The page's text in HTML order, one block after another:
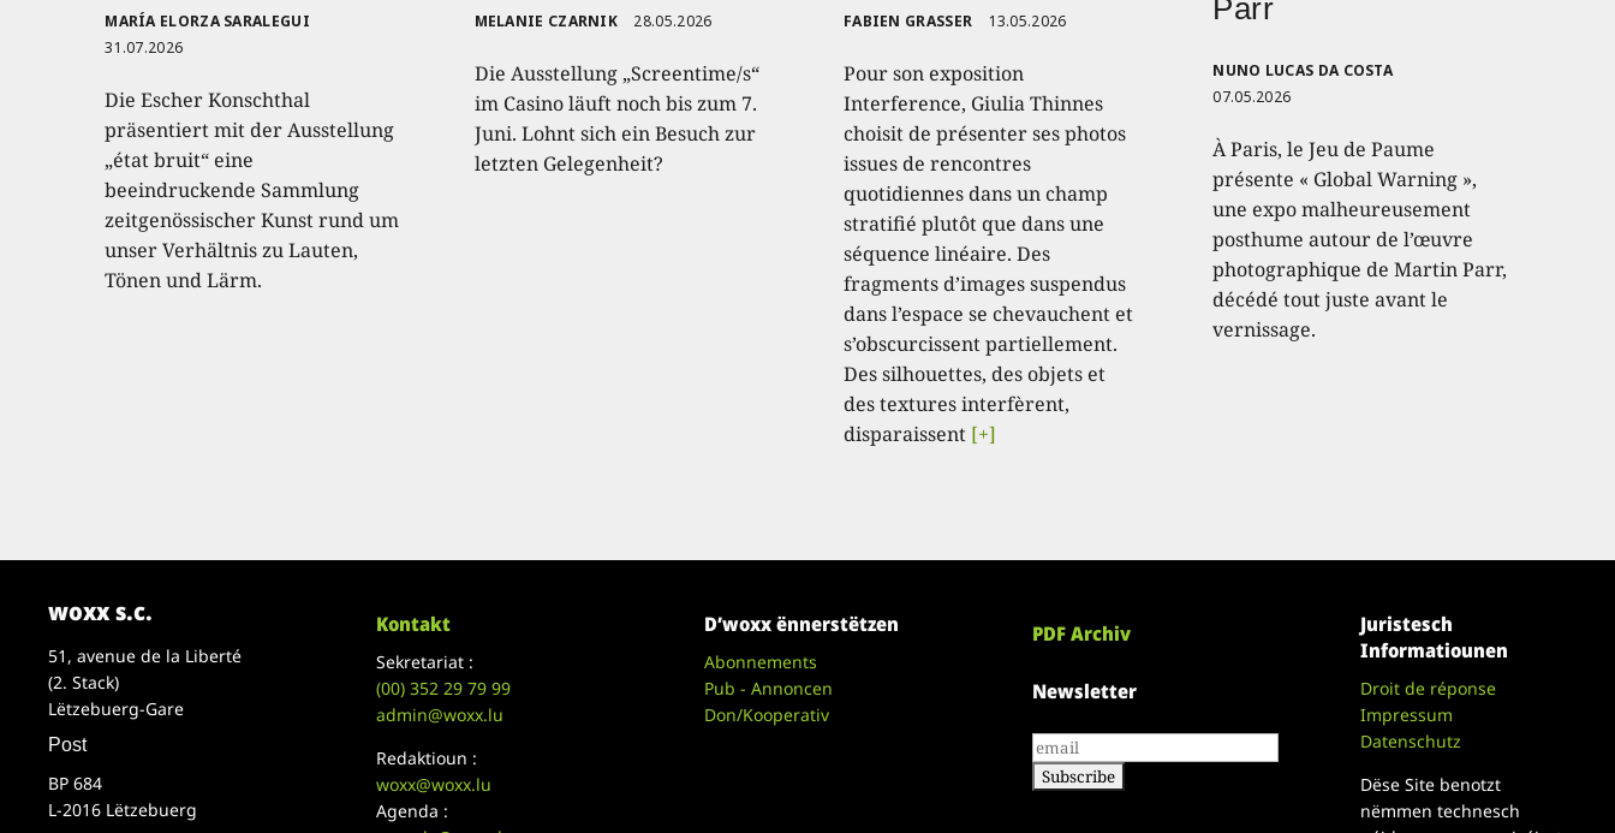
MARÍA ELORZA SARALEGUI
31.07.2026
Die Escher Konschthal
präsentiert mit der Ausstellung
„état bruit“ eine
beeindruckende Sammlung
zeitgenössischer Kunst rund um
unser Verhältnis zu Lauten,
Tönen und Lärm.
MELANIE CZARNIK 28.05.2026
Die Ausstellung „Screentime/s“
im Casino läuft noch bis zum 7.
Juni. Lohnt sich ein Besuch zur
letzten Gelegenheit?
FABIEN GRASSER 13.05.2026
Pour son exposition
Interference, Giulia Thinnes
choisit de présenter ses photos
issues de rencontres
quotidiennes dans un champ
stratifié plutôt que dans une
séquence linéaire. Des
fragments d’images suspendus
dans l’espace se chevauchent et
s’obscurcissent partiellement.
Des silhouettes, des objets et
des textures interfèrent,
disparaissent [+]
Parr
NUNO LUCAS DA COSTA
07.05.2026
À Paris, le Jeu de Paume
présente « Global Warning »,
une expo malheureusement
posthume autour de l’œuvre
photographique de Martin Parr,
décédé tout juste avant le
vernissage.
woxx s.c.
51, avenue de la Liberté
(2. Stack)
Lëtzebuerg-Gare
Post
BP 684
L-2016 Lëtzebuerg
Kontakt
Sekretariat :
(00)352 29 79 99
admin@woxx.lu
Redaktioun :
woxx@woxx.lu
Agenda :
D’woxx ënnerstëtzen
Abonnements
Pub - Annoncen
Don/Kooperativ
PDF Archiv
Newsletter
Juristesch
Informatiounen
Droit de réponse
Impressum
Datenschutz
Dëse Site benotzt
nëmmen technesch